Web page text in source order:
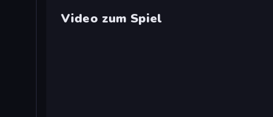
Video zum Spiel